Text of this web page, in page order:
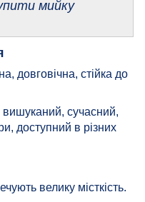
мийку
довговічна, стійка до
вишуканий, сучасний,
доступний в різних
велику місткість.